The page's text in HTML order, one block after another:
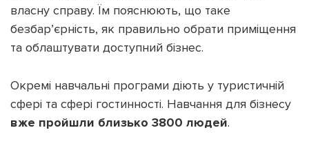
власну справу. Їм пояснюють, що таке
безбар’єрність, як правильно обрати приміщення
та облаштувати доступний бізнес.
Окремі навчальні програми діють у туристичній
сфері та сфері гостинності. Навчання для бізнесу
вже пройшли близько 3800 людей.